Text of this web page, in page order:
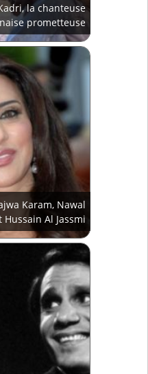
la chanteuse
prometteuse
Karam, Nawal
Hussain Al Jassmi